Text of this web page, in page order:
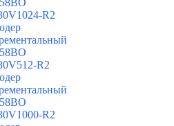
R2
R2
R2